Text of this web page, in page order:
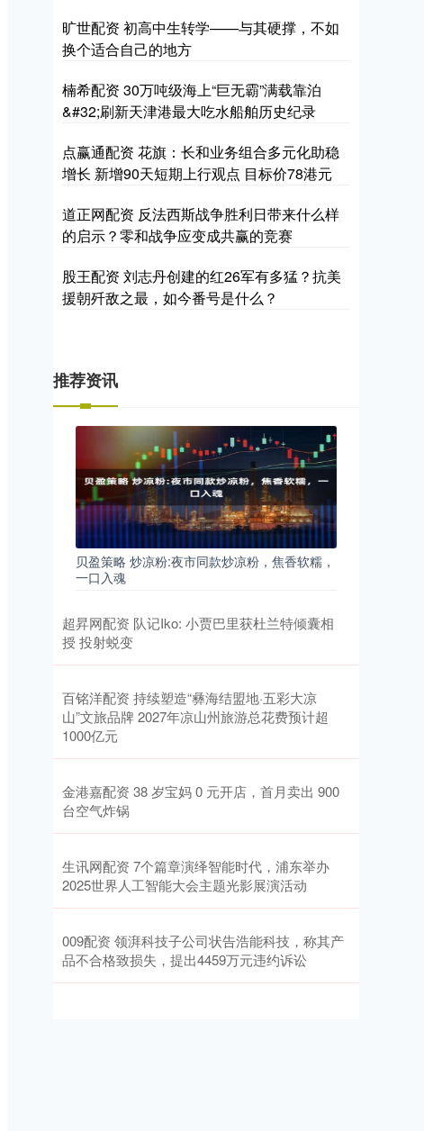
旷世配资 初高中生转学——与其硬撑，不如
换个适合自己的地方
楠希配资 30万吨级海上“巨无霸”满载靠泊
&#32;刷新天津港最大吃水船舶历史纪录
点赢通配资 花旗：长和业务组合多元化助稳
增长 新增90天短期上行观点 目标价78港元
道正网配资 反法西斯战争胜利日带来什么样
的启示？零和战争应变成共赢的竞赛
股王配资 刘志丹创建的红26军有多猛？抗美
援朝歼敌之最，如今番号是什么？
推荐资讯
贝盈策略 炒凉粉:夜市同款炒凉粉，焦香软糯，
一口入魂
超昇网配资 队记Iko: 小贾巴里获杜兰特倾囊相
授 投射蜕变
百铭洋配资 持续塑造“彝海结盟地·五彩大凉
山”文旅品牌 2027年凉山州旅游总花费预计超
1000亿元
金港嘉配资 38 岁宝妈 0 元开店，首月卖出 900
台空气炸锅
生讯网配资 7个篇章演绎智能时代，浦东举办
2025世界人工智能大会主题光影展演活动
009配资 领湃科技子公司状告浩能科技，称其产
品不合格致损失，提出4459万元违约诉讼